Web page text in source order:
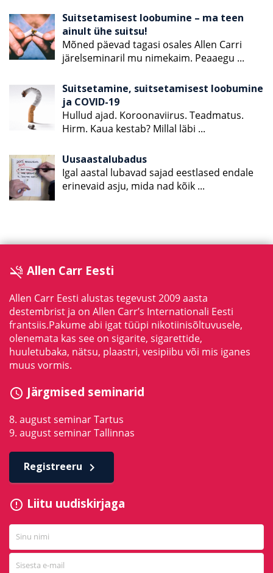
Suitsetamisest loobumine – ma teen
ainult ühe suitsu!
Mõned päevad tagasi osales Allen Carri
järelseminaril mu nimekaim. Peaaegu ...
Suitsetamine, suitsetamisest loobumine
ja COVID-19
Hullud ajad. Koroonaviirus. Teadmatus.
Hirm. Kaua kestab? Millal läbi ...
Uusaastalubadus
Igal aastal lubavad sajad eestlased endale
erinevaid asju, mida nad kõik ...
smoke_free Allen Carr Eesti
Allen Carr Eesti alustas tegevust 2009 aasta
destembrist ja on Allen Carr’s Internationali Eesti
frantsiis.Pakume abi igat tüüpi nikotiinisõltuvusele,
olenemata kas see on sigarite, sigarettide,
huuletubaka, nätsu, plaastri, vesipiibu või mis iganes
muus vormis.
schedule Järgmised seminarid
8. august seminar Tartus
9. august seminar Tallinnas
Registreeru keyboard_arrow_right
error_outline Liitu uudiskirjaga